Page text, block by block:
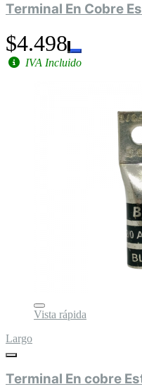
Terminal En Cobre
$4.498
IVA Incluido
Vista rápida
Largo
Terminal En cobre